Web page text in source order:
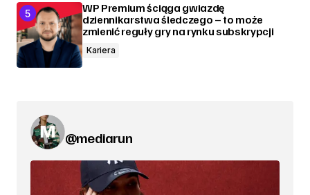
WP Premium ściąga gwiazdę
dziennikarstwa śledczego – to może
zmienić reguły gry na rynku subskrypcji
Kariera
@mediarun